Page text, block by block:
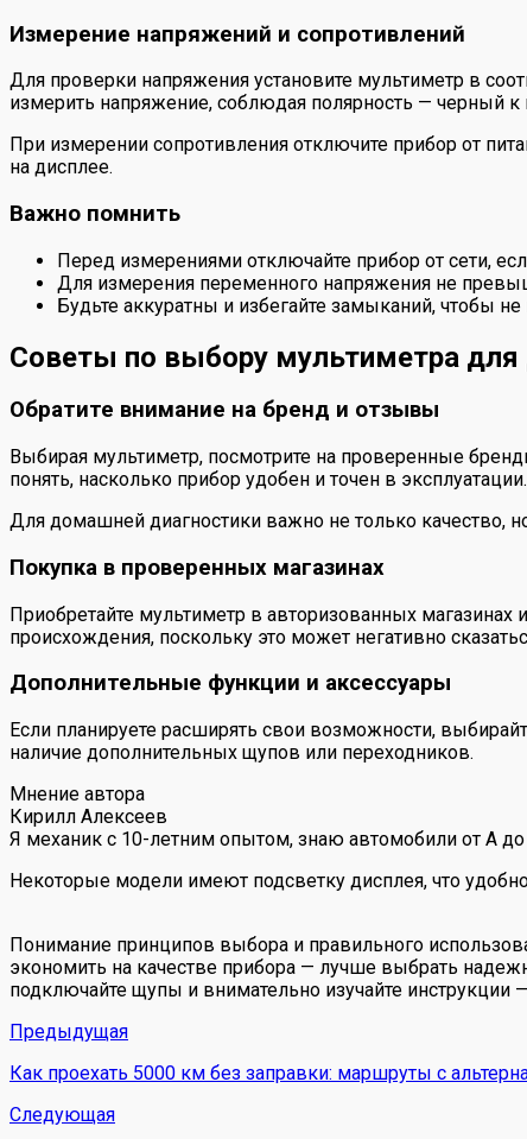
Измерение напряжений и сопротивлений
Для проверки напряжения установите мультиметр в
измерить напряжение, соблюдая полярность — черный
При измерении сопротивления отключите прибор от
на дисплее.
Важно помнить
Перед измерениями отключайте прибор от сети,
Для измерения переменного напряжения не
Будьте аккуратны и избегайте замыканий, чтобы
Советы по выбору мультиметра
Обратите внимание на бренд и отзывы
Выбирая мультиметр, посмотрите на проверенные
понять, насколько прибор удобен и точен в эксплуатации.
Для домашней диагностики важно не только качество,
Покупка в проверенных магазинах
Приобретайте мультиметр в авторизованных
происхождения, поскольку это может негативно
Дополнительные функции и аксессуары
Если планируете расширять свои возможности,
наличие дополнительных щупов или переходников.
Мнение автора
Кирилл Алексеев
Я механик с 10-летним опытом, знаю автомобили от А
Некоторые модели имеют подсветку дисплея, что
Понимание принципов выбора и правильного
экономить на качестве прибора — лучше выбрать
подключайте щупы и внимательно изучайте инструкции
Предыдущая
Как проехать 5000 км без заправки: маршруты с
Следующая